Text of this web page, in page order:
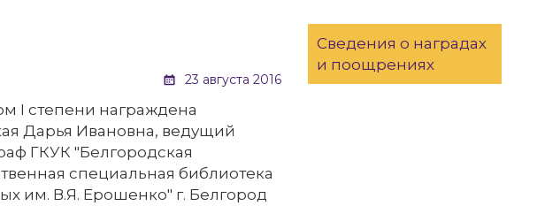
23 августа 2016
I степени награждена
Дарья Ивановна, ведущий
ГКУК "Белгородская
специальная библиотека
им. В.Я. Ерошенко" г. Белгород
Сведения о наградах
и поощрениях